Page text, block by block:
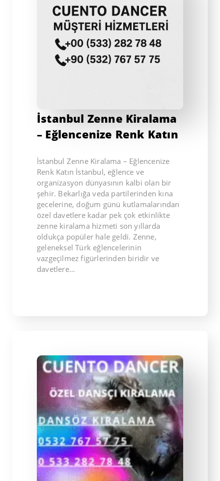
İstanbul Zenne Kiralama
– Eğlencenize Renk Katın
İstanbul Zenne Kiralama – Eğlencenize
Renk Katın İstanbul, eğlence ve
organizasyon dünyasının kalbi olan bir
şehir. Bekarlığa veda partilerinden kına
gecelerine, doğum günü kutlamalarından
özel davetlere kadar pek çok etkinlikte
zenne kiralama hizmeti son yıllarda
oldukça popüler hale geldi. Zenne,
geleneksel Türk eğlencelerinin
vazgeçilmez figürlerinden biridir ve
davetlere…